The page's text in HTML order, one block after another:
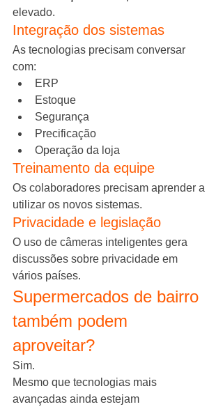
elevado.
Integração dos sistemas
As tecnologias precisam conversar
com:
ERP
Estoque
Segurança
Precificação
Operação da loja
Treinamento da equipe
Os colaboradores precisam aprender a
utilizar os novos sistemas.
Privacidade e legislação
O uso de câmeras inteligentes gera
discussões sobre privacidade em
vários países.
Supermercados de bairro
também podem
aproveitar?
Sim.
Mesmo que tecnologias mais
avançadas ainda estejam